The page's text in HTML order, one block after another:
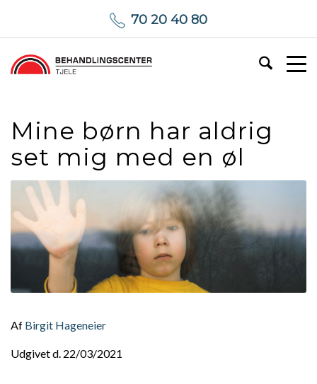
70 20 40 80
Mine børn har aldrig
set mig med en øl
Af Birgit Hageneier
Udgivet d. 22/03/2021